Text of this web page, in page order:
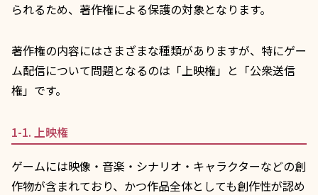
られるため、著作権による保護の対象となります。
著作権の内容にはさまざまな種類がありますが、特にゲー
ム配信について問題となるのは「上映権」と「公衆送信
権」です。
1-1. 上映権
ゲームには映像・音楽・シナリオ・キャラクターなどの創
作物が含まれており、かつ作品全体としても創作性が認め